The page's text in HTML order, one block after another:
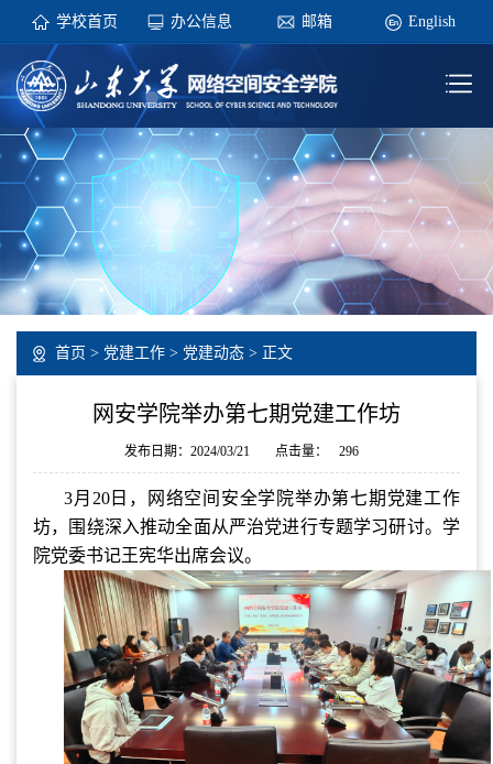
学校首页 办公信息 邮箱 English
首页 > 党建工作 > 党建动态 > 正文
网安学院举办第七期党建工作坊
发布日期：2024/03/21 点击量： 296
3月20日，网络空间安全学院举办第七期党建工作
坊，围绕深入推动全面从严治党进行专题学习研讨。学
院党委书记王宪华出席会议。